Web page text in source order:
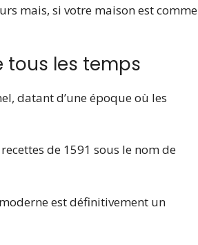
mais, si votre maison est comme
tous les temps
datant d’une époque où les
de 1591 sous le nom de
est définitivement un